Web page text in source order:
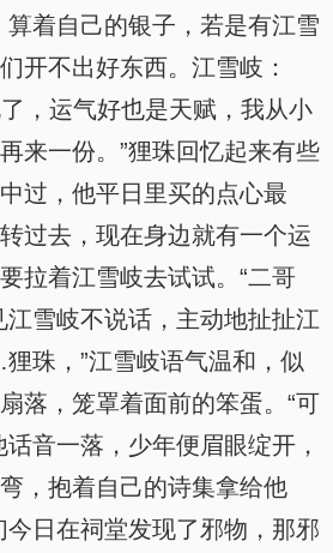
算着自己的银子，若是有江雪
开不出好东西。江雪岐：
，运气好也是天赋，我从小
来一份。”狸珠回忆起来有些
过，他平日里买的点心最
过去，现在身边就有一个运
拉着江雪岐去试试。“二哥
江雪岐不说话，主动地扯扯江
珠，”江雪岐语气温和，似
落，笼罩着面前的笨蛋。“可
话音一落，少年便眉眼绽开，
，抱着自己的诗集拿给他
今日在祠堂发现了邪物，那邪